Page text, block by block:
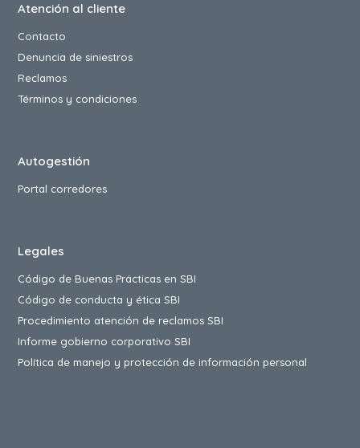
Atención al cliente
Contacto
Denuncia de siniestros
Reclamos
Términos y condiciones
Autogestión
Portal corredores
Legales
Código de Buenas Prácticas en SBI
Código de conducta y ética SBI
Procedimiento atención de reclamos SBI
Informe gobierno corporativo SBI
Política de manejo y protección de información personal